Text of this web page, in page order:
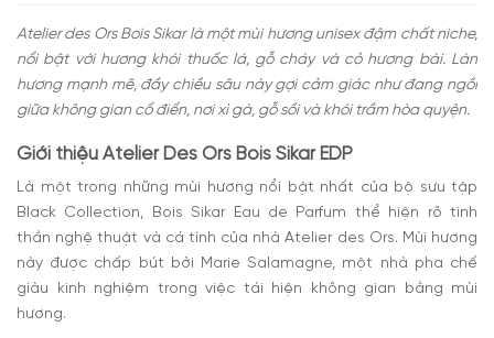
Atelier des Ors Bois Sikar là một mùi hương unisex đậm chất niche,
nổi bật với hương khói thuốc lá, gỗ cháy và cỏ hương bài. Làn
hương mạnh mẽ, đầy chiều sâu này gợi cảm giác như đang ngồi
giữa không gian cổ điển, nơi xì gà, gỗ sồi và khói trầm hòa quyện.
Giới thiệu Atelier Des Ors Bois Sikar EDP
Là một trong những mùi hương nổi bật nhất của bộ sưu tập
Black Collection, Bois Sikar Eau de Parfum thể hiện rõ tinh
thần nghệ thuật và cá tính của nhà Atelier des Ors. Mùi hương
này được chấp bút bởi Marie Salamagne, một nhà pha chế
giàu kinh nghiệm trong việc tái hiện không gian bằng mùi
hương.